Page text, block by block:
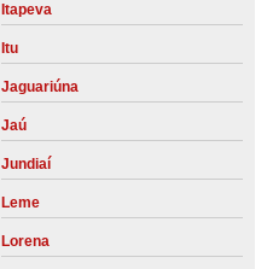
Itapeva
Itu
Jaguariúna
Jaú
Jundiaí
Leme
Lorena